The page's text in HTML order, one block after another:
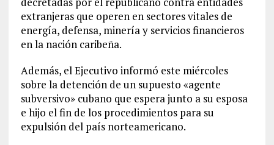
extranjeras que operen en sectores vitales de
energía, defensa, minería y servicios financieros
en la nación caribeña.
Además, el Ejecutivo informó este miércoles
sobre la detención de un supuesto «agente
subversivo» cubano que espera junto a su esposa
e hijo el fin de los procedimientos para su
expulsión del país norteamericano.